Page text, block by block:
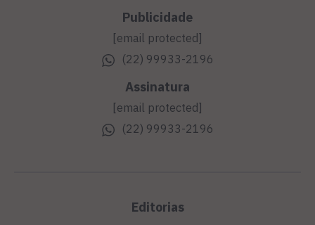
Publicidade
[email protected]
(22) 99933-2196
Assinatura
[email protected]
(22) 99933-2196
Editorias